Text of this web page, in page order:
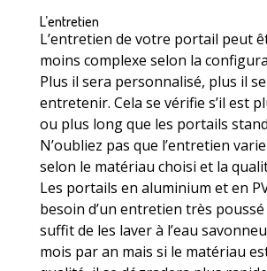
L’entretien
L’entretien de votre portail peut
moins complexe selon la
Plus il sera personnalisé, plus il
entretenir. Cela se vérifie s’il est
ou plus long que les portails
N’oubliez pas que l’entretien
selon le matériau choisi et la
Les portails en aluminium et en
besoin d’un entretien très poussé
suffit de les laver à l’eau
mois par an mais si le matériau